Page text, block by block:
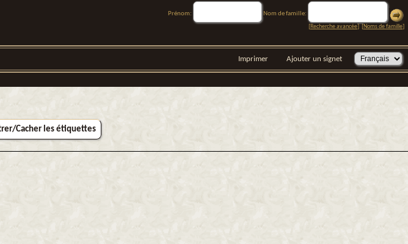
Prénom:
Nom de famille:
[Recherche avancée] [Noms de famille]
Imprimer Ajouter un signet
Cacher les étiquettes